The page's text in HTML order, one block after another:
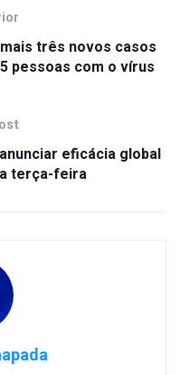
três novos casos
pessoas com o vírus
eficácia global
terça-feira